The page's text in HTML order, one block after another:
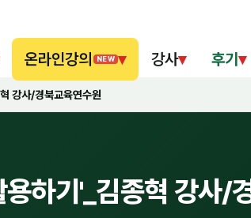
온라인강의 NEW ▾ 강사▾ 후기 ▾
강사/경북교육연수원
하기'_김종혁 강사/